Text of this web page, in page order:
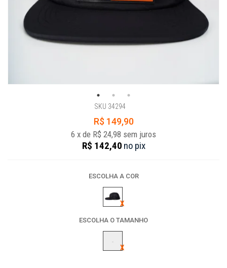
SKU 34294
R$ 149,90
6 x de R$ 24,98 sem juros
R$ 142,40 no pix
ESCOLHA A COR
ESCOLHA O TAMANHO
-